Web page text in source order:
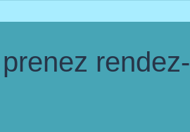
rendez-